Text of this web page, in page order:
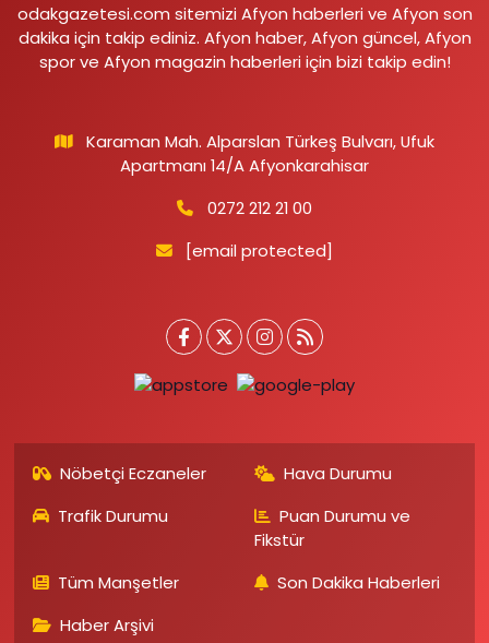
odakgazetesi.com sitemizi Afyon haberleri ve Afyon son
dakika için takip ediniz. Afyon haber, Afyon güncel, Afyon
spor ve Afyon magazin haberleri için bizi takip edin!
Karaman Mah. Alparslan Türkeş Bulvarı, Ufuk
Apartmanı 14/A Afyonkarahisar
0272 212 21 00
[email protected]
Nöbetçi Eczaneler
Hava Durumu
Trafik Durumu
Puan Durumu ve
Fikstür
Tüm Manşetler
Son Dakika Haberleri
Haber Arşivi